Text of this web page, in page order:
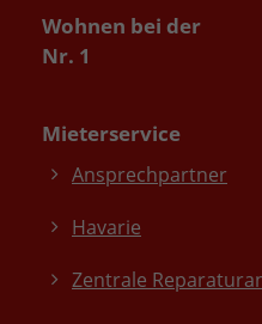
Wohnen bei der
Nr. 1
Mieterservice
Ansprechpartner
Havarie
Zentrale